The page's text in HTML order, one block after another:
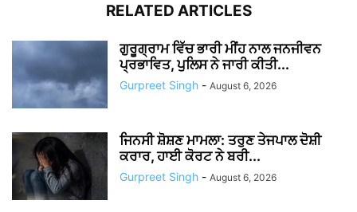
RELATED ARTICLES
ਗੁਰੂਗ੍ਰਾਮ ਵਿੱਚ ਭਾਰੀ ਮੀਂਹ ਨਾਲ ਜਨਜੀਵਨ
ਪ੍ਰਭਾਵਿਤ, ਪੁਲਿਸ ਨੇ ਜਾਰੀ ਕੀਤੀ...
Gurpreet Singh - August 6, 2026
ਜਿਨਸੀ ਸ਼ੋਸ਼ਣ ਮਾਮਲਾ: ਤਰੁਣ ਤੇਜਪਾਲ ਦੋਸ਼ੀ
ਕਰਾਰ, ਹਾਈ ਕੋਰਟ ਨੇ ਬਰੀ...
Gurpreet Singh - August 6, 2026